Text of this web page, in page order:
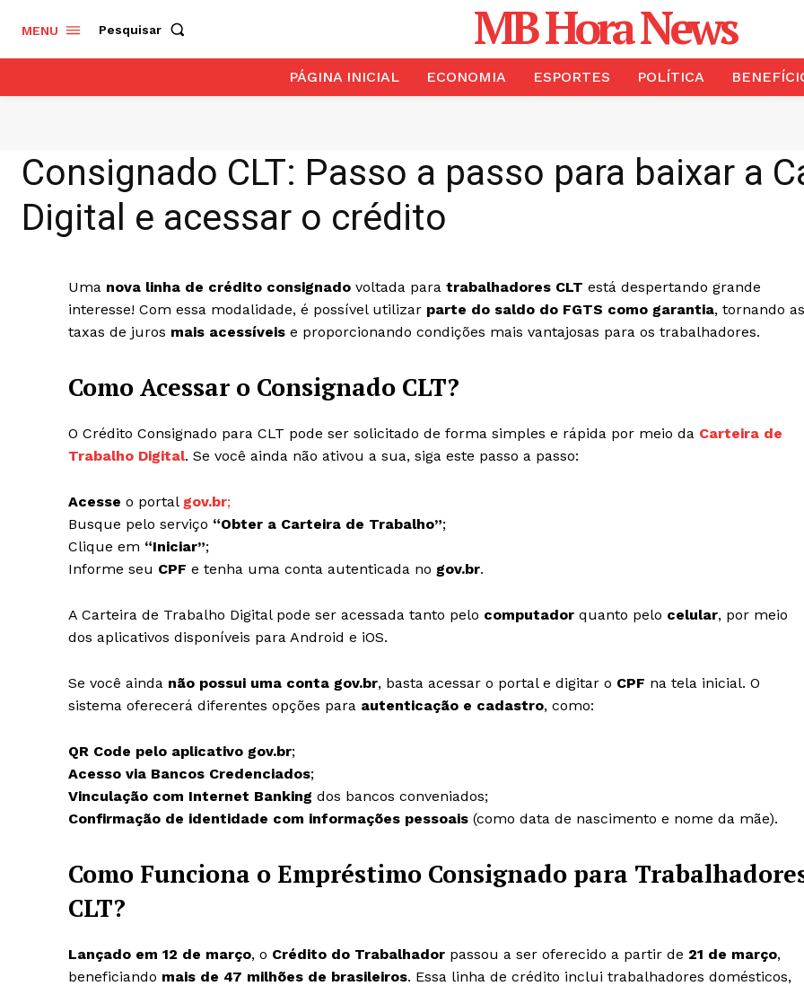
MENU Pesquisar MB Hora News
PÁGINA INICIAL ECONOMIA ESPORTES POLÍTICA
Consignado CLT: Passo a passo para baixar a
Digital e acessar o crédito
Uma nova linha de crédito consignado voltada para trabalhadores CLT está despertando grande
interesse! Com essa modalidade, é possível utilizar parte do saldo do FGTS como garantia, tornando as
taxas de juros mais acessíveis e proporcionando condições mais vantajosas para os trabalhadores.
Como Acessar o Consignado CLT?
O Crédito Consignado para CLT pode ser solicitado de forma simples e rápida por meio da Carteira de
Trabalho Digital. Se você ainda não ativou a sua, siga este passo a passo:
Acesse o portal gov.br;
Busque pelo serviço “Obter a Carteira de Trabalho”;
Clique em “Iniciar”;
Informe seu CPF e tenha uma conta autenticada no gov.br.
A Carteira de Trabalho Digital pode ser acessada tanto pelo computador quanto pelo celular, por meio
dos aplicativos disponíveis para Android e iOS.
Se você ainda não possui uma conta gov.br, basta acessar o portal e digitar o CPF na tela inicial. O
sistema oferecerá diferentes opções para autenticação e cadastro, como:
QR Code pelo aplicativo gov.br;
Acesso via Bancos Credenciados;
Vinculação com Internet Banking dos bancos conveniados;
Confirmação de identidade com informações pessoais (como data de nascimento e nome da mãe).
Como Funciona o Empréstimo Consignado para
CLT?
Lançado em 12 de março, o Crédito do Trabalhador passou a ser oferecido a partir de 21 de março,
beneficiando mais de 47 milhões de brasileiros. Essa linha de crédito inclui trabalhadores domésticos,